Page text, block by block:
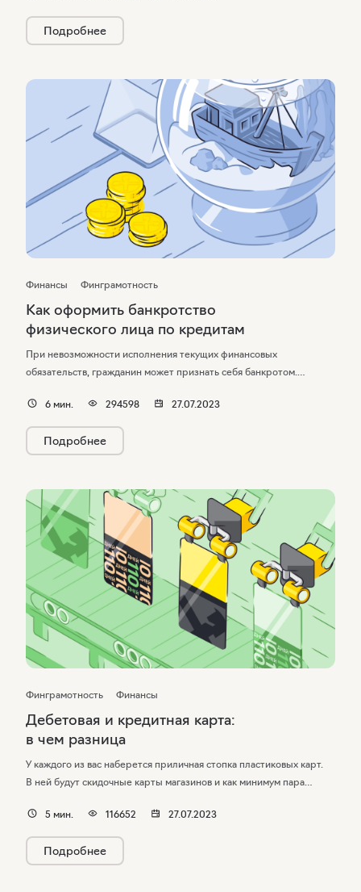
приумножить деньги на счете.
Подробнее
Финансы Финграмотность
Как оформить банкротство
физического лица по кредитам
При невозможности исполнения текущих финансовых
обязательств, гражданин может признать себя банкротом.
инициировать процедуру и какие последствия это имеет для
самого банкрота и его родственников.
Подробнее
6 мин. 294598 27.07.2023
Финграмотность Финансы
Дебетовая и кредитная карта:
в чем разница
У каждого из вас наберется приличная стопка пластиковых карт.
В ней будут скидочные карты магазинов и как минимум пара
нельзя сказать о кредитных. Разберемся, чем они отличаются
и какие возможности открывают перед владельцами.
Подробнее
5 мин. 116652 27.07.2023